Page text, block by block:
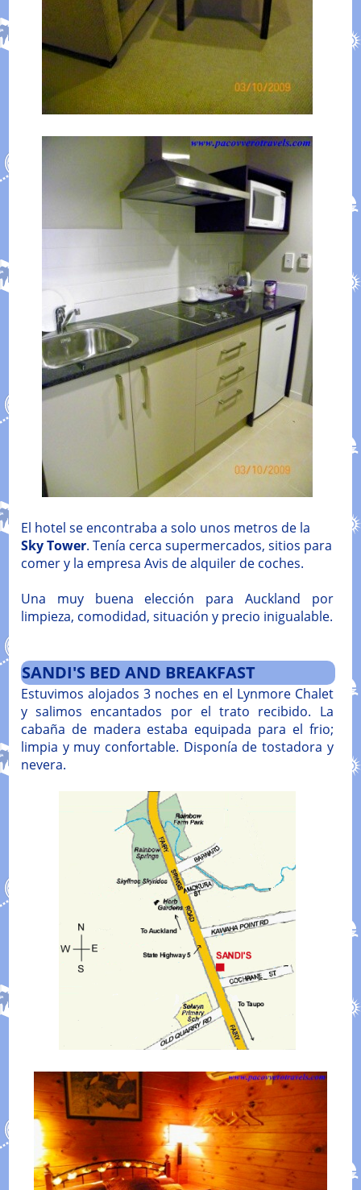
El hotel se encontraba a solo unos metros de la
Sky Tower. Tenía cerca supermercados, sitios para
comer y la empresa Avis de alquiler de coches.
Una muy buena elección para Auckland por
limpieza, comodidad, situación y precio inigualable.
SANDI'S BED AND BREAKFAST
Estuvimos alojados 3 noches en el Lynmore Chalet
y salimos encantados por el trato recibido. La
cabaña de madera estaba equipada para el frio;
limpia y muy confortable. Disponía de tostadora y
nevera.